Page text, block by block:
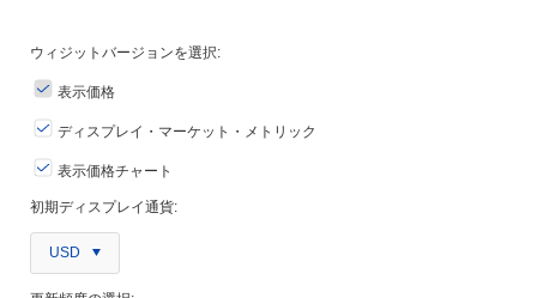
ウィジットバージョンを選択:
表示価格
ディスプレイ・マーケット・メトリック
表示価格チャート
初期ディスプレイ通貨:
USD